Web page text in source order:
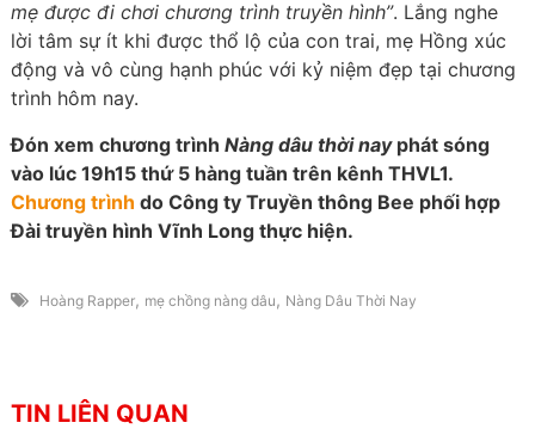
mẹ được đi chơi chương trình truyền hình”. Lắng nghe
lời tâm sự ít khi được thổ lộ của con trai, mẹ Hồng xúc
động và vô cùng hạnh phúc với kỷ niệm đẹp tại chương
trình hôm nay.
Đón xem chương trình Nàng dâu thời nayphát sóng
vào lúc 19h15 thứ 5 hàng tuần trên kênh THVL1.
Chương trình do Công ty Truyền thông Bee phối hợp
Đài truyền hình Vĩnh Long thực hiện.
Hoàng Rapper, mẹ chồng nàng dâu , Nàng Dâu Thời Nay
TIN LIÊN QUAN